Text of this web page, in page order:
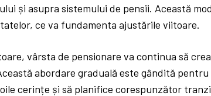
și asupra sistemului de pensii. Această
ce va fundamenta ajustările viitoare.
vârsta de pensionare va continua să
abordare graduală este gândită
cerințe și să planifice corespunzător